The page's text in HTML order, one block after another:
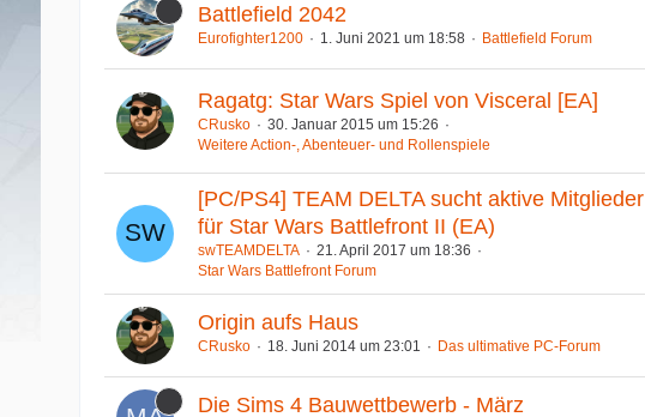
Battlefield 2042
Eurofighter1200 1. Juni 2021 um 18:58 Battlefield Forum
Ragatg: Star Wars Spiel von Visceral [EA]
CRusko
30. Januar 2015 um 15:26
Weitere Action-, Abenteuer- und Rollenspiele
[PC/PS4] TEAM DELTA sucht aktive Mitglieder
für Star Wars Battlefront II (EA)
swTEAMDELTA
21. April 2017 um 18:36
Star Wars Battlefront Forum
Origin aufs Haus
CRusko 18. Juni 2014 um 23:01 Das ultimative PC-Forum
Die Sims 4 Bauwettbewerb - März